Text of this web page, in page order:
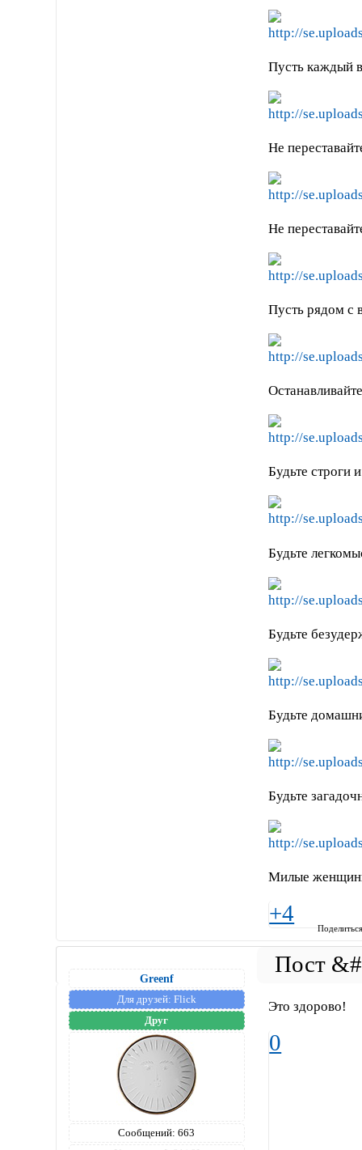
Пусть каждый
Не
Не
Пусть рядом с
Будьте строги
Будьте
Будьте
Будьте
Будьте
Милые
+4
Greenf
Для друзей: Flick
Друг
Сообщений: 663
Это здорово!
0